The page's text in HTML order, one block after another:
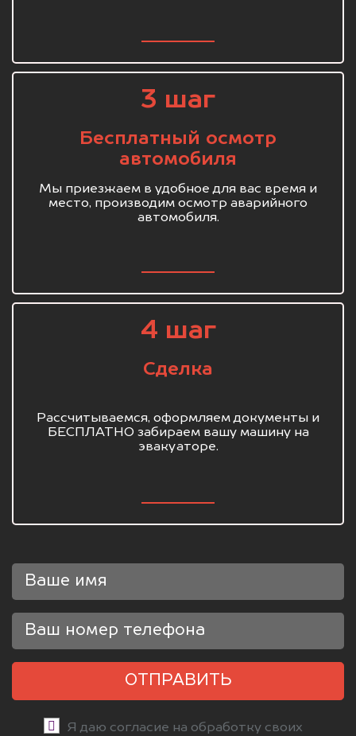
3 шаг
Бесплатный осмотр
автомобиля
Мы приезжаем в удобное для вас время и
место, производим осмотр аварийного
автомобиля.
4 шаг
Сделка
Рассчитываемся, оформляем документы и
БЕСПЛАТНО забираем вашу машину на
эвакуаторе.
ОТПРАВИТЬ
Я даю согласие на обработку своих